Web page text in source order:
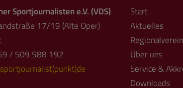
Sportjournalisten e.V. (VDS)
17/19 (Alte Oper)
/ 509 588 192
Start
Aktuelles
Über uns
Service &
Downloads